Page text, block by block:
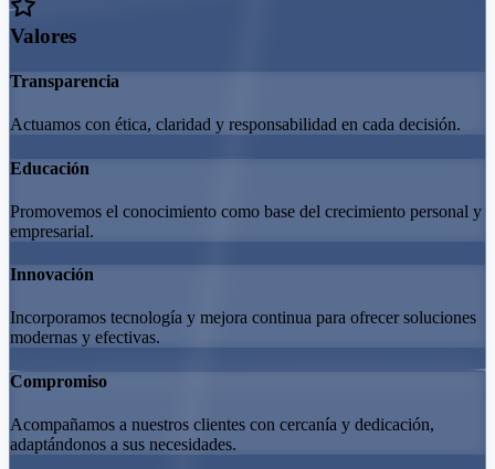
Valores
Transparencia
Actuamos con ética, claridad y responsabilidad en cada decisión.
Educación
Promovemos el conocimiento como base del crecimiento personal y
empresarial.
Innovación
Incorporamos tecnología y mejora continua para ofrecer soluciones
modernas y efectivas.
Compromiso
Acompañamos a nuestros clientes con cercanía y dedicación,
adaptándonos a sus necesidades.